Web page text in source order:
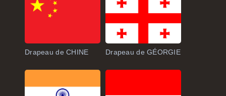
Drapeau de CHINE Drapeau de GÉORGIE